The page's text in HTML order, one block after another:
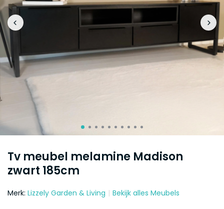
Tv meubel melamine Madison
zwart 185cm
Merk: Lizzely Garden & Living Bekijk alles Meubels